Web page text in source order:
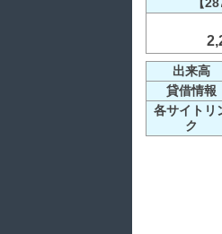
【
出来高
貸借情報
各サイトリ
ク